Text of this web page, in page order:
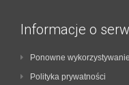
Informacje o
Ponowne
Polityka prywatności